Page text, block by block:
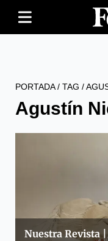
PORTADA/ TAG /
Agustín
Nuestra Revista